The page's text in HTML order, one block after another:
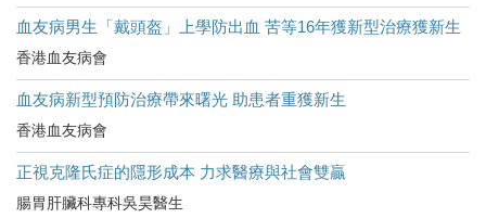
血友病男生「戴頭盔」上學防出血 苦等16年獲新型治療獲新生
香港血友病會
血友病新型預防治療帶來曙光 助患者重獲新生
香港血友病會
正視克隆氏症的隱形成本 力求醫療與社會雙贏
腸胃肝臟科專科吳昊醫生